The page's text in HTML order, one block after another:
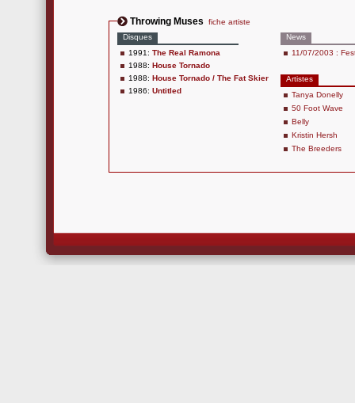
Throwing Muses
fiche artiste
Disques
1991: The Real Ramona
1988: House Tornado
1988: House Tornado / The Fat Skier
1986: Untitled
News
11/07/2003 :
Artistes
Tanya Donelly
50 Foot Wave
Belly
Kristin Hersh
The Breeders